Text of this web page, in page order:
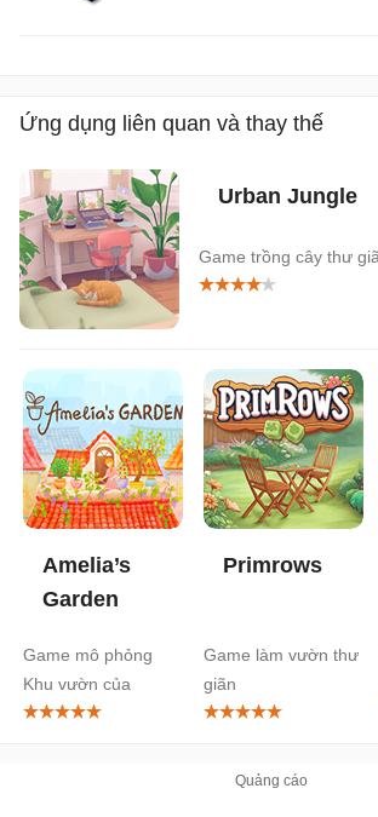
Ứng dụng liên quan và thay thế
Urban Jungle
Game trồng cây thư
Amelia’s
Garden
Game mô phỏng
Khu vườn của
Amelia
Primrows
Game làm vườn thư
giãn